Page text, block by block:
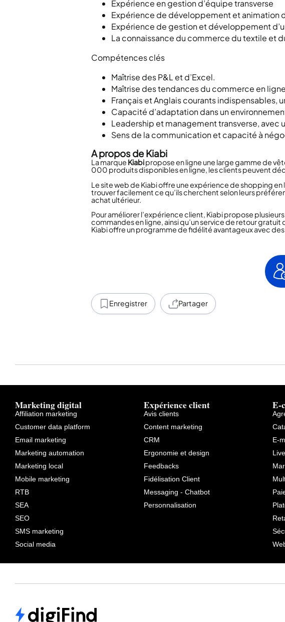
Expérience en gestion d’équipe transverse
Expérience de développement et animation
Expérience de gestion et développement
La connaissance du commerce du textile et
Compétences clés
Maîtrise des P&L et d’Excel.
Maîtrise des tendances du commerce en
Français et Anglais courants indispensables,
Capacité d’adaptation dans un
Leadership et management transverse,
Sens de la communication et capacité à
A propos de Kiabi
La marque Kiabipropose en ligne une large gamme de
000 produits disponibles en ligne, les clients peuvent
Le site web de Kiabi offre une expérience de shopping
trouver facilement ce qu’ils cherchent selon leurs
achat ultérieur.
Pour améliorer l’expérience client, Kiabi propose
commandes en ligne, ainsi qu’un service de retour
Kiabi offre un programme de fidélité avantageux avec
Enregistrer Partager
Marketing digital
Affiliation marketing
Customer data platform
Email marketing
Marketing automation
Marketing local
Mobile marketing
RTB
SEA
SEO
SMS marketing
Social media
Expérience client
Avis clients
Content marketing
CRM
Ergonomie et design
Feedbacks
Fidélisation Client
Messaging - Chatbot
Personnalisation
E-
E-